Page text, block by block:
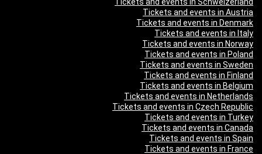
Tickets and events in Austria
Tickets and events in Denmark
Tickets and events in Italy
Tickets and events in Norway
Tickets and events in Poland
Tickets and events in Sweden
Tickets and events in Finland
Tickets and events in Belgium
Tickets and events in Netherlands
Tickets and events in Czech Republic
Tickets and events in Turkey
Tickets and events in Canada
Tickets and events in Spain
Tickets and events in France